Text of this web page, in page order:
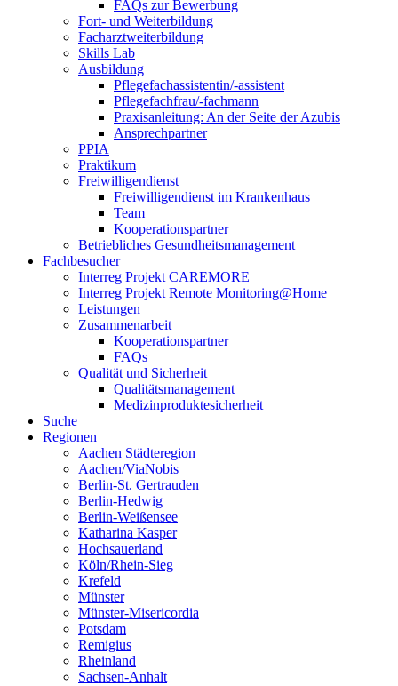
FAQs zur Bewerbung
Fort- und Weiterbildung
Facharztweiterbildung
Skills Lab
Ausbildung
Pflegefachassistentin/-assistent
Pflegefachfrau/-fachmann
Praxisanleitung: An der Seite der Azubis
Ansprechpartner
PPIA
Praktikum
Freiwilligendienst
Freiwilligendienst im Krankenhaus
Team
Kooperationspartner
Betriebliches Gesundheitsmanagement
Fachbesucher
Interreg Projekt CAREMORE
Interreg Projekt Remote Monitoring@Home
Leistungen
Zusammenarbeit
Kooperationspartner
FAQs
Qualität und Sicherheit
Qualitätsmanagement
Medizinproduktesicherheit
Suche
Regionen
Aachen Städteregion
Aachen/ViaNobis
Berlin-St. Gertrauden
Berlin-Hedwig
Berlin-Weißensee
Katharina Kasper
Hochsauerland
Köln/Rhein-Sieg
Krefeld
Münster
Münster-Misericordia
Potsdam
Remigius
Rheinland
Sachsen-Anhalt